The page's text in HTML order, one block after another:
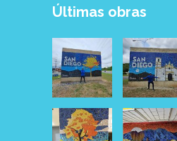
Últimas obras